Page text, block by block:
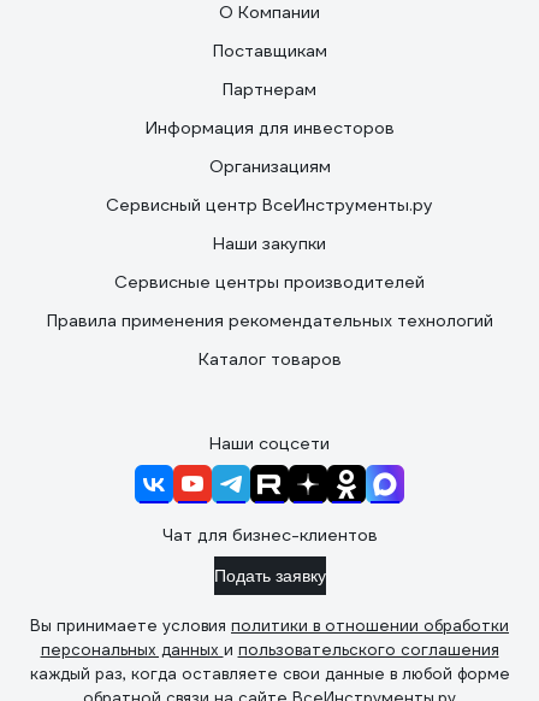
О Компании
Поставщикам
Партнерам
Информация для инвесторов
Организациям
Сервисный центр ВсеИнструменты.ру
Наши закупки
Сервисные центры производителей
Правила применения рекомендательных технологий
Каталог товаров
Наши соцсети
Чат для бизнес-клиентов
Подать заявку
Вы принимаете условия политики в отношении обработки
персональных данных и пользовательского соглашения
каждый раз, когда оставляете свои данные в любой форме